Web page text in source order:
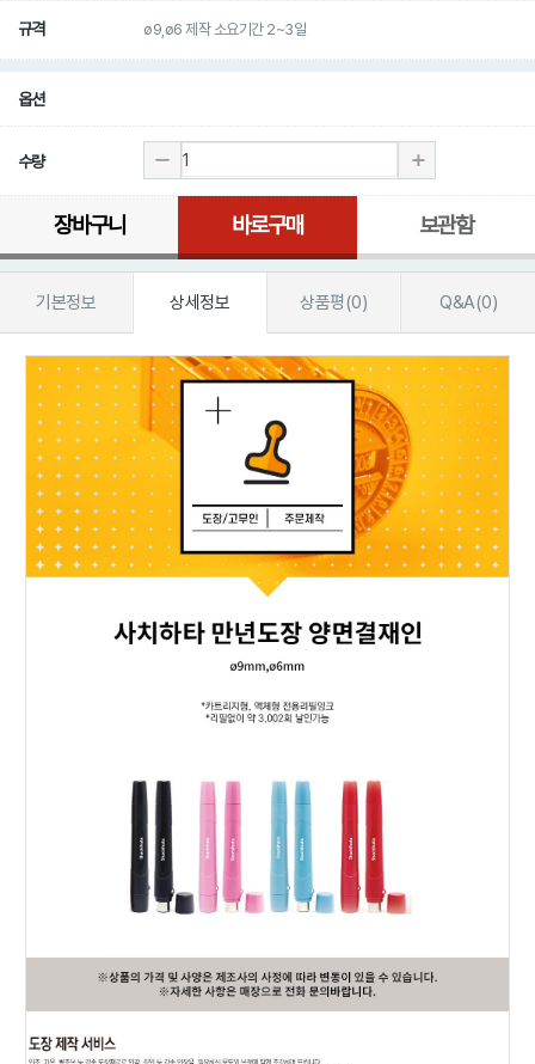
규격 ø9,ø6 제작 소요기간 2~3일
옵션
수량
장바구니 바로구매 보관함
기본정보 상세정보 상품평(0) Q&A(0)